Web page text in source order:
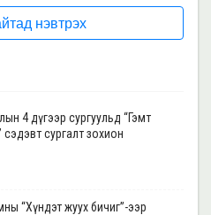
нэвтрэх
4 дүгээр сургуульд “Гэмт
сургалт зохион
“Хүндэт жуух бичиг”-ээр